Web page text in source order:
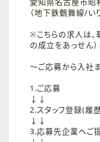
（地下鉄鶴舞線/い
※こちらの求人は
の成立をあっせん）
～ご応募から入社
1.ご応募
↓↓
2.スタッフ登録(履
↓↓
3.応募先企業へご